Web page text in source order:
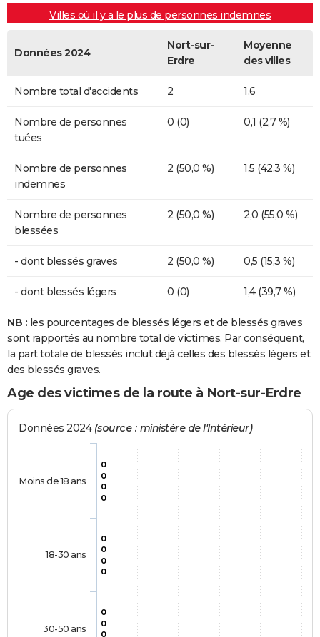
Villes où il y a le plus de personnes indemnes
Données 2024
Nort-sur-
Erdre
Moyenne
des villes
Nombre total d'accidents 2 1,6
Nombre de personnes
tuées
0 (0) 0,1 (2,7 %)
Nombre de personnes
indemnes
2 (50,0 %) 1,5 (42,3 %)
Nombre de personnes
blessées
2 (50,0 %) 2,0 (55,0 %)
- dont blessés graves 2 (50,0 %) 0,5 (15,3 %)
- dont blessés légers 0 (0) 1,4 (39,7 %)
NB : les pourcentages de blessés légers et de blessés graves
sont rapportés au nombre total de victimes. Par conséquent,
la part totale de blessés inclut déjà celles des blessés légers et
des blessés graves.
Age des victimes de la route à Nort-sur-Erdre
Données 2024 (source : ministère de l'Intérieur)
0
0
0
0
0
0
0
0
0
0
0
Moins de 18 ans
18-30 ans
30-50 ans